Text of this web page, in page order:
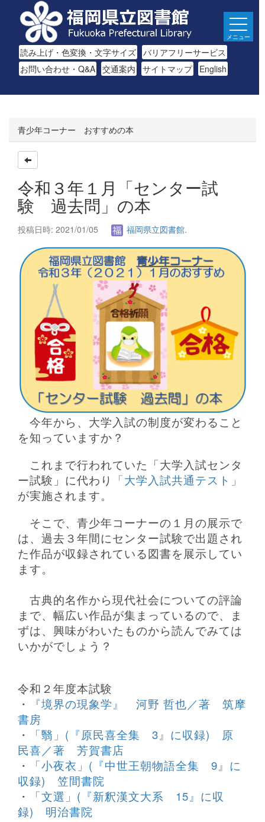
読み上げ・色変換・文字サイズ バリアフリーサービス
お問い合わせ・Q&A 交通案内 サイトマップ English
メニュー
青少年コーナー おすすめの本
令和３年１月「センター試
験 過去問」の本
投稿日時: 2021/01/05 福岡県立図書館.
今年から、大学入試の制度が変わること
を知っていますか？
これまで行われていた「大学入試センタ
ー試験」に代わり
「大学入試共通テスト」
が実施されます。
そこで、青少年コーナーの１月の展示で
は、 過去３年間にセンター試験で出題され
た作品が収録されている図書を展示してい
ます。
古典的名作から現代社会についての評論
まで、幅広い作品が集まっているので、ま
ずは、興味がわいたものから読んでみては
いかがでしょう？
令和２年度本試験
・
『境界の現象学』 河野 哲也／著 筑摩
書房
・
「翳」(『原民喜全集 3』に収録) 原
民喜／著 芳賀書店
・
「小夜衣」(『中世王朝物語全集 9』に
収録) 笠間書院
・
「文選」(『新釈漢文大系 15』に収
録) 明治書院